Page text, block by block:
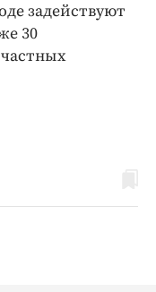
задействуют
30